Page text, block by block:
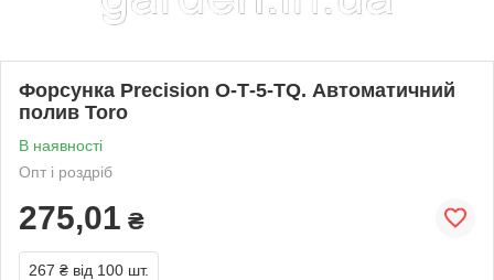
Форсунка Precision O‐T‐5-TQ. Автоматичний
полив Toro
В наявності
Опт і роздріб
275,01 ₴
267 ₴ від 100 шт.